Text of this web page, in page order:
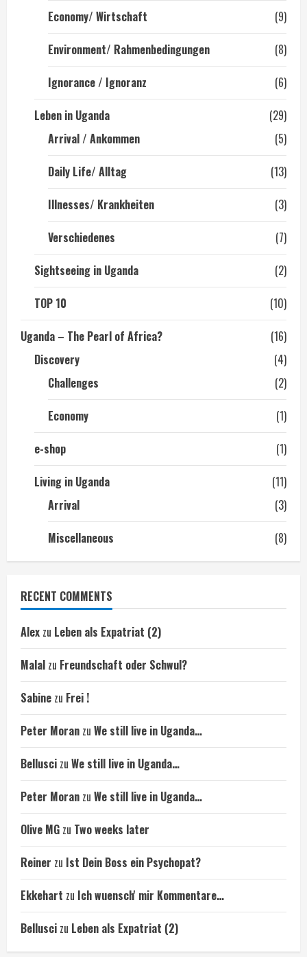
Economy/ Wirtschaft
(9)
Environment/ Rahmenbedingungen
(8)
Ignorance / Ignoranz
(6)
Leben in Uganda
(29)
Arrival / Ankommen
(5)
Daily Life/ Alltag
(13)
Illnesses/ Krankheiten
(3)
Verschiedenes
(7)
Sightseeing in Uganda
(2)
TOP 10
(10)
Uganda – The Pearl of Africa?
(16)
Discovery
(4)
Challenges
(2)
Economy
(1)
e-shop
(1)
Living in Uganda
(11)
Arrival
(3)
Miscellaneous
(8)
RECENT COMMENTS
Alex zu Leben als Expatriat (2)
Malal zu Freundschaft oder Schwul?
Sabine zu Frei !
Peter Moran zu We still live in Uganda…
Bellusci zu We still live in Uganda…
Peter Moran zu We still live in Uganda…
Olive MG zu Two weeks later
Reiner zu Ist Dein Boss ein Psychopat?
Ekkehart zu Ich wuensch' mir Kommentare…
Bellusci zu Leben als Expatriat (2)